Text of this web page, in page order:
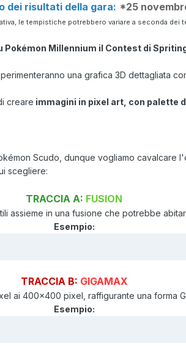
dei risultati della gara: *25
le tempistiche potrebbero variare a seconda dei
Pokémon Millennium il Contest di
una grafica 3D dettagliata
creare immagini in pixel art, con palette
Scudo, dunque vogliamo cavalcare
scegliere:
TRACCIA A: FUSION
assieme in una fusione che potrebbe
Esempio:
TRACCIA B: GIGAMAX
ai 400x400 pixel, raffigurante una forma
Esempio: